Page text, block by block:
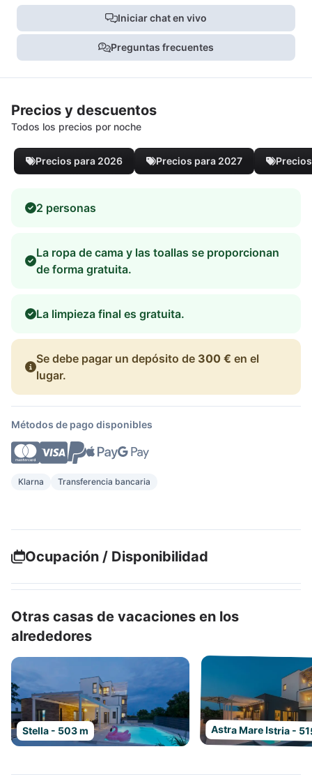
Iniciar chat en vivo
Preguntas frecuentes
Precios y descuentos
Todos los precios por noche
Precios para 2026 Precios para 2027
2 personas
La ropa de cama y las toallas se proporcionan
de forma gratuita.
La limpieza final es gratuita.
Se debe pagar un depósito de 300 € en el
lugar.
Métodos de pago disponibles
Klarna Transferencia bancaria
Ocupación / Disponibilidad
Otras casas de vacaciones en los
alrededores
Stella - 503 m Astra Mare Istria -